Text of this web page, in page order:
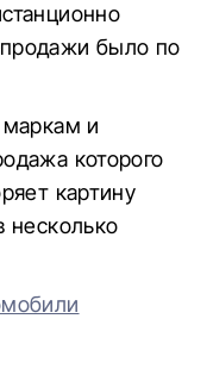
было по
маркам и
которого
картину
несколько